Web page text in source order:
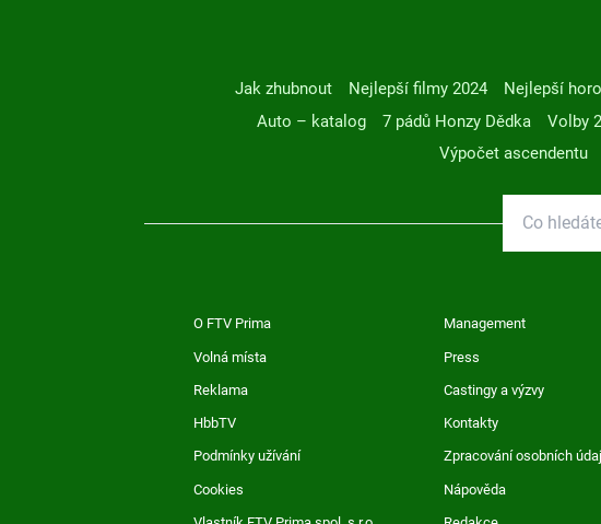
Jak zhubnout Nejlepší filmy 2024 Nejlepší
Auto – katalog
7 pádů Honzy Dědka Volby
Výpočet ascendentu
O FTV Prima Management
Volná místa Press
Reklama Castingy a výzvy
HbbTV Kontakty
Podmínky užívání Zpracování osobních
Cookies Nápověda